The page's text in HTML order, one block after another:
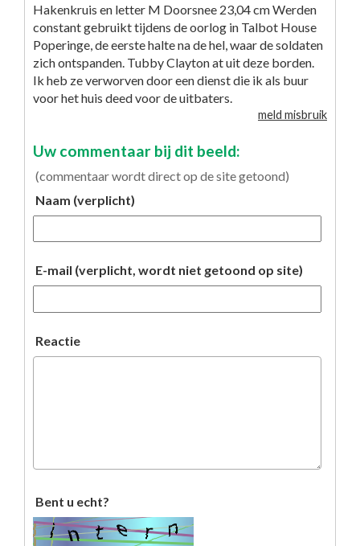
Hakenkruis en letter M Doorsnee 23,04 cm Werden
constant gebruikt tijdens de oorlog in Talbot House
Poperinge, de eerste halte na de hel, waar de soldaten
zich ontspanden. Tubby Clayton at uit deze borden.
Ik heb ze verworven door een dienst die ik als buur
voor het huis deed voor de uitbaters.
meld misbruik
Uw commentaar bij dit beeld:
(commentaar wordt direct op de site getoond)
Naam (verplicht)
E-mail (verplicht, wordt niet getoond op site)
Reactie
Bent u echt?